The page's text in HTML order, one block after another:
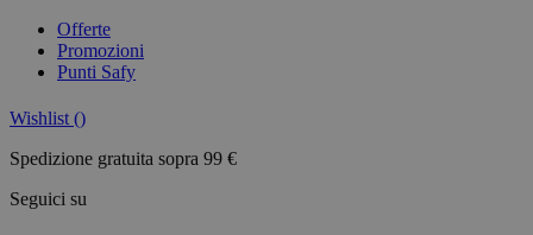
Offerte
Promozioni
Punti Safy
Wishlist ()
Spedizione gratuita sopra 99 €
Seguici su